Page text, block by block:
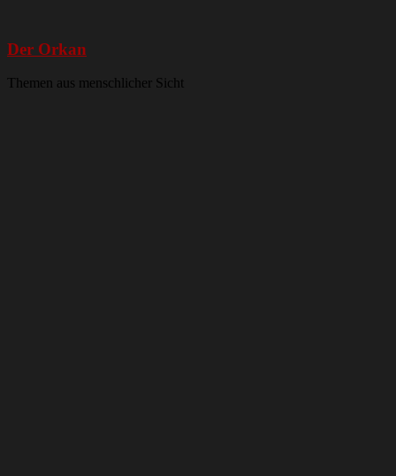
Der Orkan
Themen aus menschlicher Sicht